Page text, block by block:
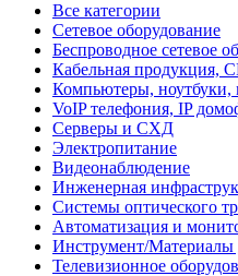
Все категории
Сетевое оборудование
Беспроводное сетевое
Кабельная
Компьютеры, ноутбуки,
VoIP телефония, IP
Серверы и СХД
Электропитание
Видеонаблюдение
Инженерная
Системы оптического
Автоматизация и
Инструмент/Материалы
Телевизионное